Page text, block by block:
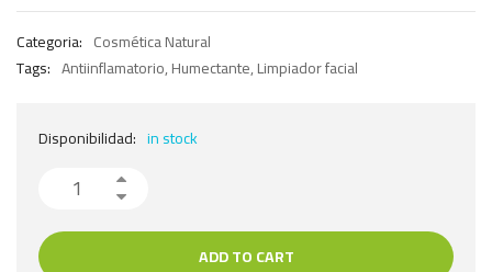
Categoria: Cosmética Natural
Tags: Antiinflamatorio,Humectante,Limpiador facial
Disponibilidad: in stock
ADD TO CART